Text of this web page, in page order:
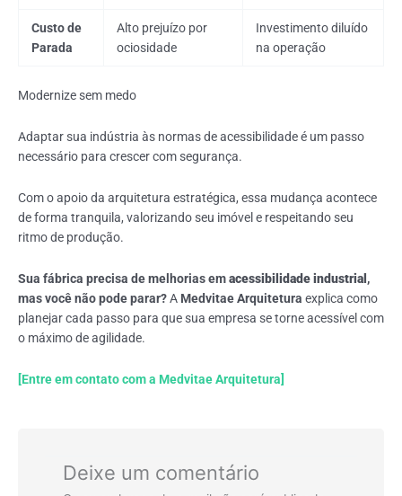
Custo de
Parada
Alto prejuízo por
ociosidade
Investimento diluído
na operação
Modernize sem medo
Adaptar sua indústria às normas de acessibilidade é um passo
necessário para crescer com segurança.
Com o apoio da arquitetura estratégica, essa mudança acontece
de forma tranquila, valorizando seu imóvel e respeitando seu
ritmo de produção.
Sua fábrica precisa de melhorias emacessibilidade industrial ,
mas você não pode parar?A Medvitae Arquitetura explica como
planejar cada passo para que sua empresa se torne acessível com
o máximo de agilidade.
[Entre em contato com a Medvitae Arquitetura]
Deixe um comentário